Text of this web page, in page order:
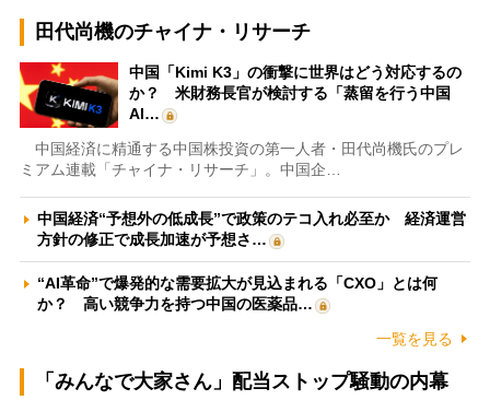
田代尚機のチャイナ・リサーチ
中国「Kimi K3」の衝撃に世界はどう対応するの
か？ 米財務長官が検討する「蒸留を行う中国
AI…
中国経済に精通する中国株投資の第一人者・田代尚機氏のプレ
ミアム連載「チャイナ・リサーチ」。中国企…
中国経済“予想外の低成長”で政策のテコ入れ必至か 経済運営
方針の修正で成長加速が予想さ…
“AI革命”で爆発的な需要拡大が見込まれる「CXO」とは何
か？ 高い競争力を持つ中国の医薬品…
一覧を見る
「みんなで大家さん」配当ストップ騒動の内幕